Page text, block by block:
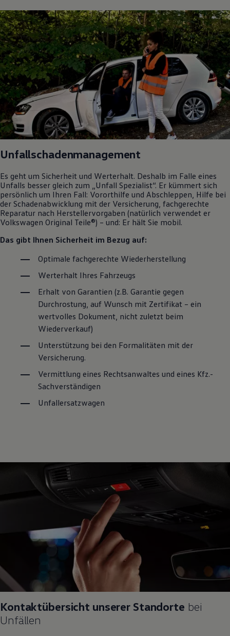
Unfallschadenmanagement
Es geht um Sicherheit und Werterhalt. Deshalb im Falle eines
Unfalls besser gleich zum „Unfall Spezialist“. Er kümmert sich
persönlich um Ihren Fall: Vororthilfe und Abschleppen, Hilfe bei
der Schadenabwicklung mit der Versicherung, fachgerechte
Reparatur nach Herstellervorgaben (natürlich verwendet er
Volkswagen Original Teile®) – und: Er hält Sie mobil.
Das gibt Ihnen Sicherheit im Bezug auf:
Optimale fachgerechte Wiederherstellung
Werterhalt Ihres Fahrzeugs
Erhalt von Garantien (z.B. Garantie gegen
Durchrostung, auf Wunsch mit Zertifikat – ein
wertvolles Dokument, nicht zuletzt beim
Wiederverkauf)
Unterstützung bei den Formalitäten mit der
Versicherung.
Vermittlung eines Rechtsanwaltes und eines Kfz.-
Sachverständigen
Unfallersatzwagen
Kontaktübersicht unserer Standorte bei
Unfällen